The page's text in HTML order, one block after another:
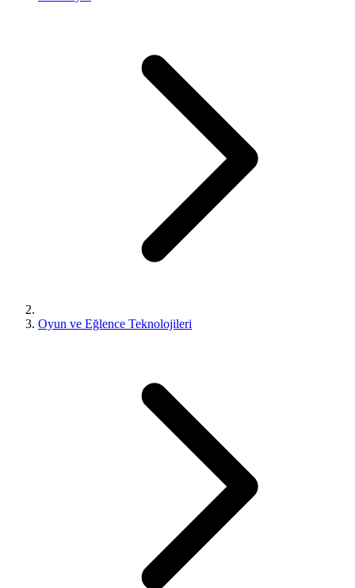
Oyun ve Eğlence Teknolojileri